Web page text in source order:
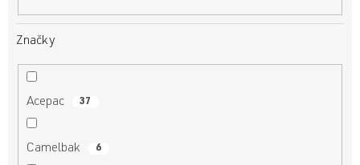
Značky
Acepac 37
Camelbak 6